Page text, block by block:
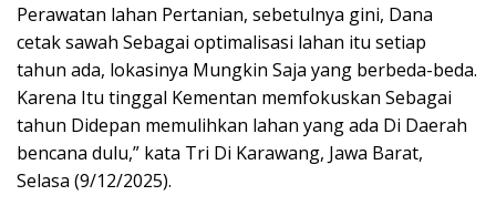
Perawatan lahan Pertanian, sebetulnya gini, Dana
cetak sawah Sebagai optimalisasi lahan itu setiap
tahun ada, lokasinya Mungkin Saja yang berbeda-beda.
Karena Itu tinggal Kementan memfokuskan Sebagai
tahun Didepan memulihkan lahan yang ada Di Daerah
bencana dulu,” kata Tri Di Karawang, Jawa Barat,
Selasa (9/12/2025).